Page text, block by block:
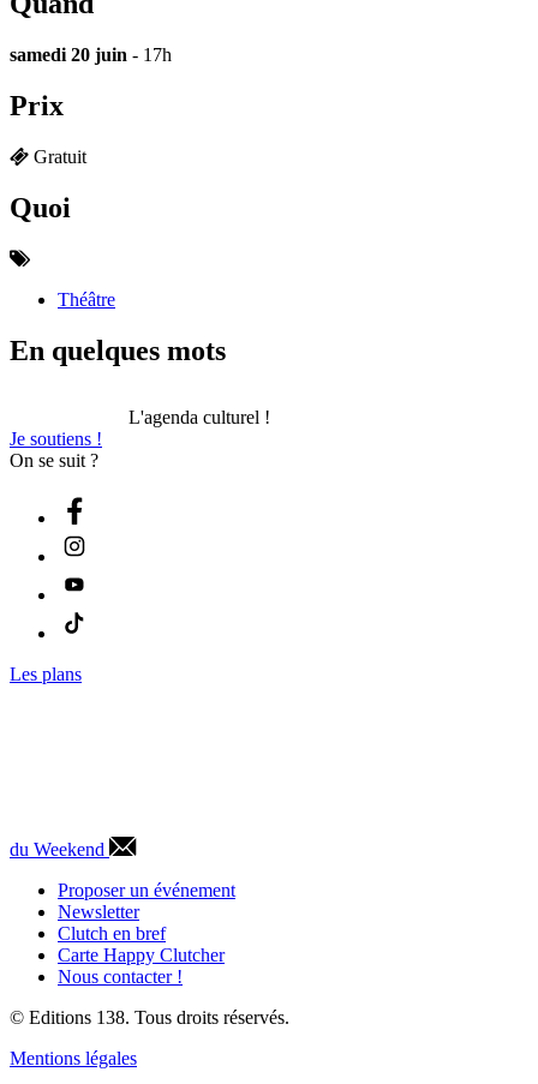
samedi 20 juin - 17h
Prix
Gratuit
Quoi
Théâtre
En quelques mots
L'agenda culturel !
Je soutiens !
On se suit ?
Les plans
du Weekend
Proposer un événement
Newsletter
Clutch en bref
Carte Happy Clutcher
Nous contacter !
© Editions 138. Tous droits réservés.
Mentions légales